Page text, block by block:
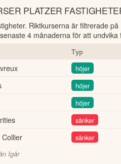
PLATZER
. Riktkurserna är filtrerade
4 månaderna för att
Typ
höjer
höjer
höjer
sänker
sänker
Igår